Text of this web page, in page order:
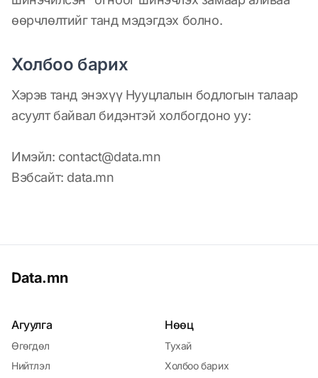
өөрчлөлтийг танд мэдэгдэх болно.
Холбоо барих
Хэрэв танд энэхүү Нууцлалын бодлогын талаар
асуулт байвал бидэнтэй холбогдоно уу:
Имэйл: contact@data.mn
Вэбсайт: data.mn
Data.mn
Агуулга
Өгөгдөл
Нийтлэл
Нөөц
Тухай
Холбоо барих